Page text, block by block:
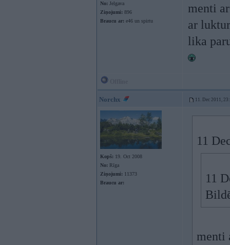
No: Jelgava
Ziņojumi: 896
Braucu ar: e46 un spirtu
menti
ar
lika
Norchx 11. Dec 2011,
Kopš: 19. Oct 2008
No: Rīga
Ziņojumi: 11373
Braucu ar:
11
11
menti